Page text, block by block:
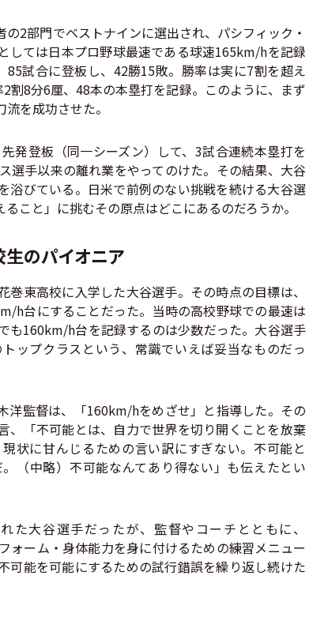
2部門でベストナインに選出され、パシフィック・
しては日本プロ野球最速である球速165km/hを記録
85試合に登板し、42勝15敗。勝率は実に7割を超え
割8分6厘、48本の本塁打を記録。このように、まず
を成功させた。
発登板（同一シーズン）して、3試合連続本塁打を
選手以来の離れ業をやってのけた。その結果、大谷
浴びている。日米で前例のない挑戦を続ける大谷選
こと」に挑むその原点はどこにあるのだろうか。
のパイオニア
東高校に入学した大谷選手。その時点の目標は、
h台にすることだった。当時の高校野球での最速は
も160km/h台を記録するのは少数だった。大谷選手
ップクラスという、常識でいえば妥当なものだっ
洋監督は、「160km/hをめざせ」と指導した。その
、「不可能とは、自力で世界を切り開くことを放棄
状に甘んじるための言い訳にすぎない。不可能と
（中略）不可能なんてあり得ない」も伝えたとい
大谷選手だったが、監督やコーチとともに、
ォーム・身体能力を身に付けるための練習メニュー
可能を可能にするための試行錯誤を繰り返し続けた